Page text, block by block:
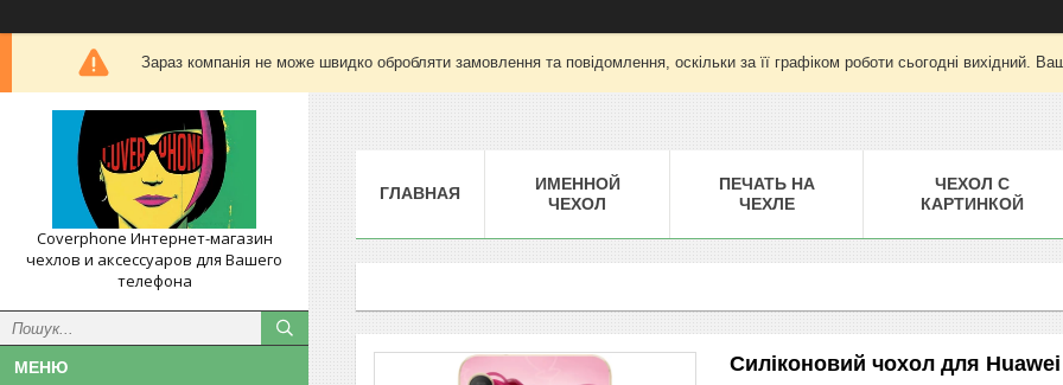
Зараз компанія не може швидко обробляти замовлення та повідомлення, оскільки за її графіком роботи сьогодні вихідний.
Coverphone Интернет-магазин
чехлов и аксессуаров для Вашего
телефона
ГЛАВНАЯ
ИМЕННОЙ
ЧЕХОЛ
ПЕЧАТЬ НА
ЧЕХЛЕ
ЧЕХОЛ С
КАРТИНКОЙ
Силіконовий чохол для